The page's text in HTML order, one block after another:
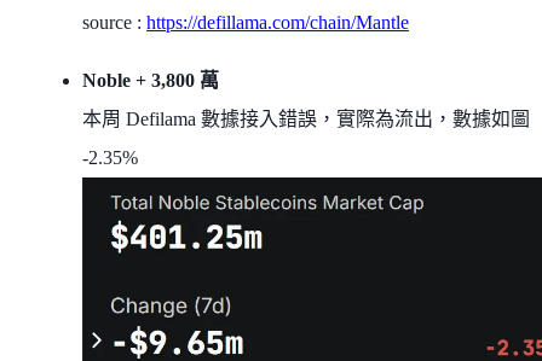
source : https://defillama.com/chain/Mantle
Noble + 3,800 萬
本周 Defilama 數據接入錯誤，實際為流出，數據如圖
-2.35%